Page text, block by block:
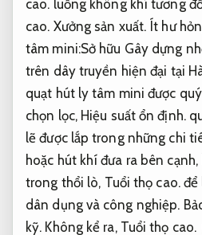
cao. luồng không khí tương
cao. Xưởng sản xuất. Ít hư
tâm mini:Sở hữu Gây dựng
trên dây truyền hiện đại tại
quạt hút ly tâm mini được
chọn lọc, Hiệu suất ổn định.
lẽ được lắp trong những chi
hoặc hút khí đưa ra bên cạnh,
trong thổi lò, Tuổi thọ cao.để
dân dụng và công nghiệp.
kỹ. Không kể ra, Tuổi thọ cao.